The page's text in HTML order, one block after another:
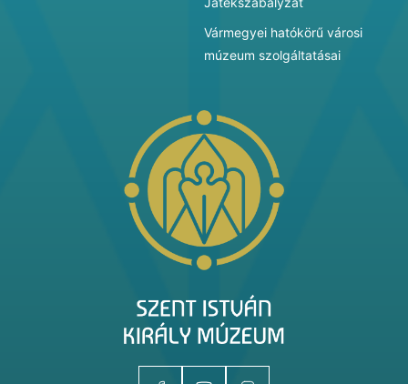
Vármegyei hatókörű városi
múzeum szolgáltatásai